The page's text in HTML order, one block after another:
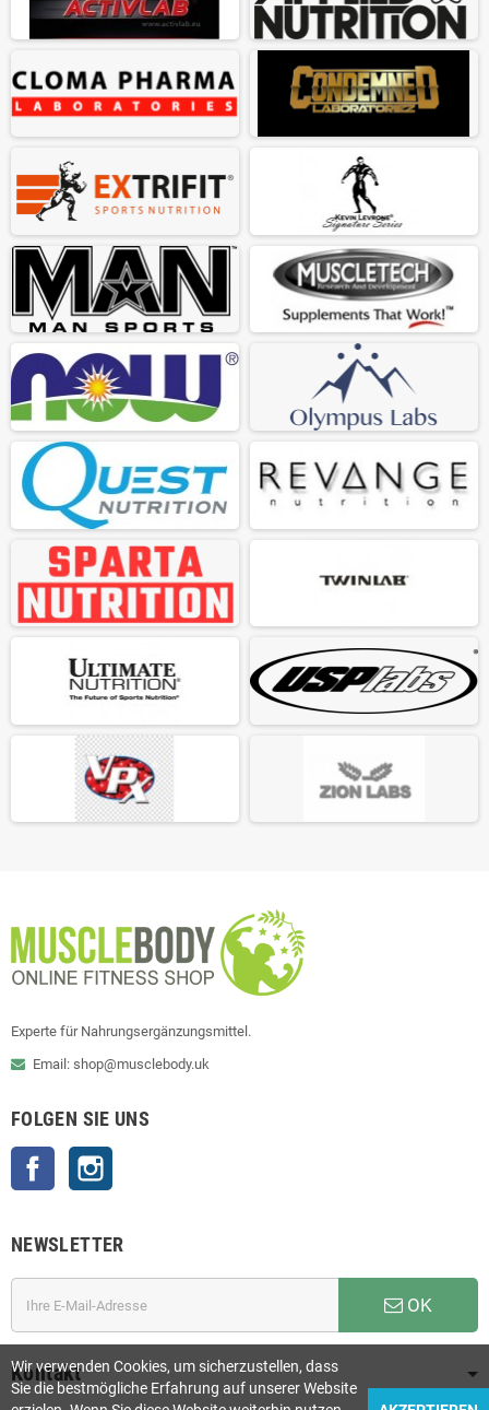
Experte für Nahrungsergänzungsmittel.
Email: shop@musclebody.uk
FOLGEN SIE UNS
Facebook
NEWSLETTER
OK
Kontakt
Wir verwenden Cookies, um sicherzustellen, dass
Sie die bestmögliche Erfahrung auf unserer Website